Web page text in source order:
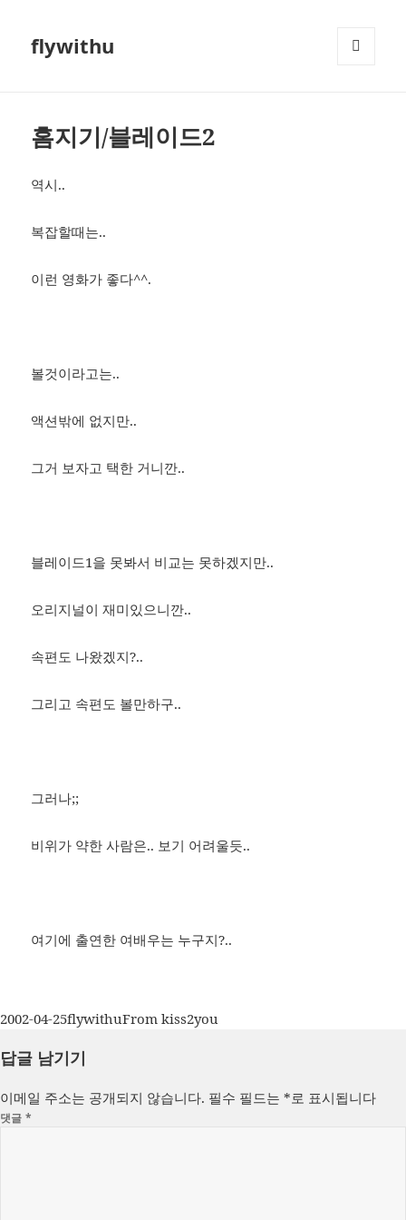
flywithu
홈지기/블레이드2
역시..
복잡할때는..
이런 영화가 좋다^^.
볼것이라고는..
액션밖에 없지만..
그거 보자고 택한 거니깐..
블레이드1을 못봐서 비교는 못하겠지만..
오리지널이 재미있으니깐..
속편도 나왔겠지?..
그리고 속편도 볼만하구..
그러나;;
비위가 약한 사람은.. 보기 어려울듯..
여기에 출연한 여배우는 누구지?..
작
일
2002-04-25글
이
flywithu카
From kiss2you
답글 남기기
이메일 주소는 공개되지 않습니다. 필수 필드는 *로 표시됩니다
댓글*